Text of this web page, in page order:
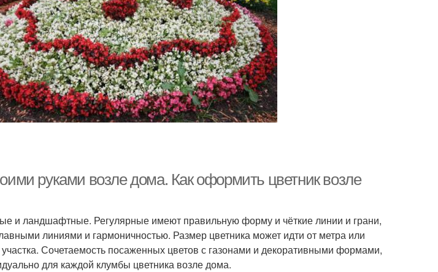
руками возле дома. Как оформить цветник возле
и ландшафтные. Регулярные имеют правильную форму и чёткие линии и грани,
линиями и гармоничностью. Размер цветника может идти от метра или
Сочетаемость посаженных цветов с газонами и декоративными формами,
для каждой клумбы цветника возле дома.